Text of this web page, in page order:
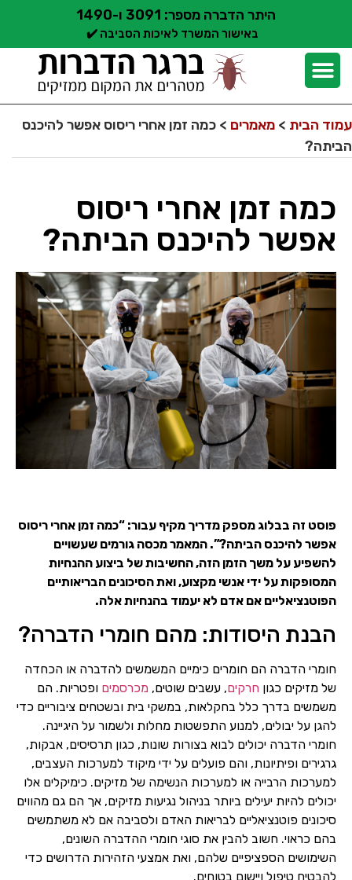
היתר הדברה מספר: 3091 ו-1490
באישור המשרד לאיכות הסביבה ✔️
עמוד הבית > מאמרים > כמה זמן אחרי ריסוס אפשר להיכנס
הביתה?
כמה זמן אחרי ריסוס
אפשר להיכנס הביתה?
פוסט זה בבלוג מספק מדריך מקיף עבור: “כמה זמן אחרי ריסוס
אפשר להיכנס הביתה?”. המאמר מכסה גורמים שעשויים
להשפיע על משך הזמן הזה, החשיבות של ביצוע ההנחיות
המסופקות על ידי אנשי מקצוע, ואת הסיכונים הבריאותיים
הפוטנציאליים אם אדם לא יעמוד בהנחיות אלה.
הבנת היסודות: מהם חומרי הדברה?
חומרי הדברה הם חומרים כימיים המשמשים להדברה או הכחדה
של מזיקים כגון חרקים, עשבים שוטים, מכרסמים ופטריות. הם
משמשים בדרך כלל בחקלאות, במשקי בית ובשטחים ציבוריים כדי
להגן על יבולים, למנוע התפשטות מחלות ולשמור על היגיינה.
חומרי הדברה יכולים לבוא בצורות שונות, כגון תרסיסים, אבקות,
גרגירים ופיתיונות, והם פועלים על ידי מיקוד למערכות העצבים,
למערכות הרבייה או למערכות הנשימה של מזיקים. כימיקלים אלו
יכולים להיות יעילים ביותר בניהול נגיעות מזיקים, אך הם גם מהווים
סיכונים פוטנציאליים לבריאות האדם ולסביבה אם לא משתמשים
בהם כראוי. חשוב להבין את סוגי חומרי ההדברה השונים,
השימושים הספציפיים שלהם, ואת אמצעי הזהירות הדרושים כדי
להבטיח טיפול ויישום בטוחים.